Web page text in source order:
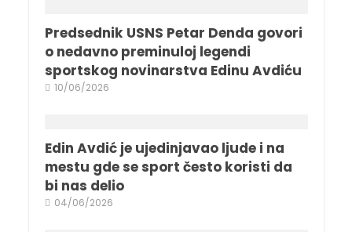
Predsednik USNS Petar Denda govori
o nedavno preminuloj legendi
sportskog novinarstva Edinu Avdiću
10/06/2026
Edin Avdić je ujedinjavao ljude i na
mestu gde se sport često koristi da
bi nas delio
04/06/2026